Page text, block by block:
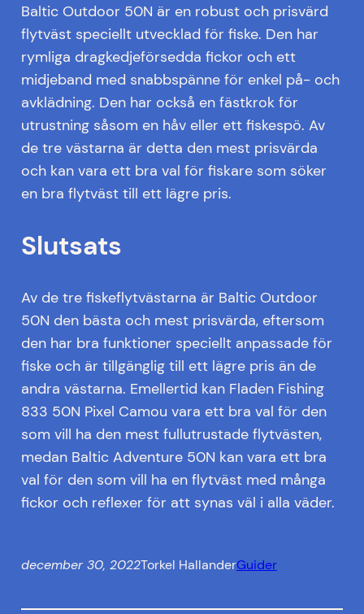
Baltic Outdoor 50N är en robust och prisvärd
flytväst speciellt utvecklad för fiske. Den har
rymliga dragkedjeförsedda fickor och ett
midjeband med snabbspänne för enkel på- och
avklädning. Den har också en fästkrok för
utrustning såsom en håv eller ett fiskespö. Av
de tre västarna är detta den mest prisvärda
och kan vara ett bra val för fiskare som söker
en bra flytväst till ett lägre pris.
Slutsats
Av de tre fiskeflytvästarna är Baltic Outdoor
50N den bästa och mest prisvärda, eftersom
den har bra funktioner speciellt anpassade för
fiske och är tillgänglig till ett lägre pris än de
andra västarna. Emellertid kan Fladen Fishing
833 50N Pixel Camou vara ett bra val för den
som vill ha den mest fullutrustade flytvästen,
medan Baltic Adventure 50N kan vara ett bra
val för den som vill ha en flytväst med många
fickor och reflexer för att synas väl i alla väder.
december 30, 2022Torkel HallanderGuider